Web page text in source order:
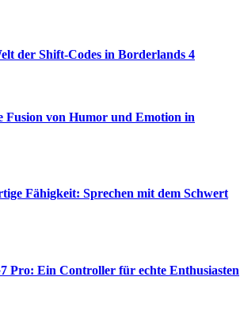
der Shift-Codes in Borderlands 4
Fusion von Humor und Emotion in
Fähigkeit: Sprechen mit dem Schwert
Pro: Ein Controller für echte Enthusiasten